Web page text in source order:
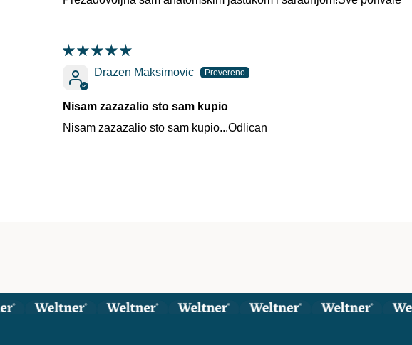
Drazen Maksimovic
Nisam zazazalio sto sam kupio
Nisam zazazalio sto sam kupio...Odlican